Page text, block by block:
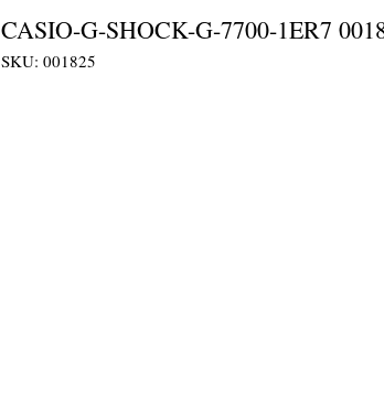
CASIO-G-SHOCK-G-7700-1ER7
SKU: 001825